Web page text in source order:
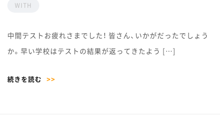
WITH
中間テストお疲れさまでした！ 皆さん、いかがだったでしょう
か。早い学校はテストの結果が返ってきたよう […]
続きを読む >>